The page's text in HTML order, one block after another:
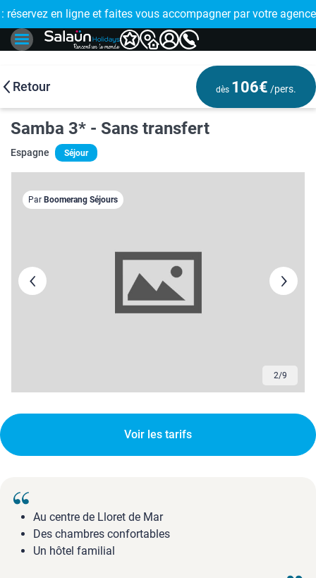
!
: réservez en ligne et faites vous accompagner par votre
🤩
Retour dès 106€ /pers.
Samba 3* - Sans transfert
Espagne Séjour
3/9
Par Boomerang Séjours
Voir les tarifs
Au centre de Lloret de Mar
Des chambres confortables
Un hôtel familial